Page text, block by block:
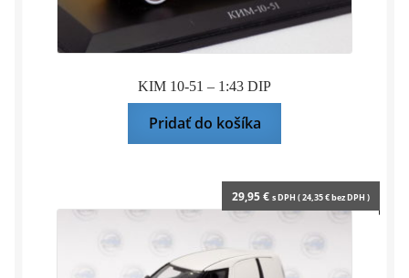
KIM 10-51 – 1:43 DIP
Pridať do košíka
29,95€ s DPH (24,35€bez DPH )